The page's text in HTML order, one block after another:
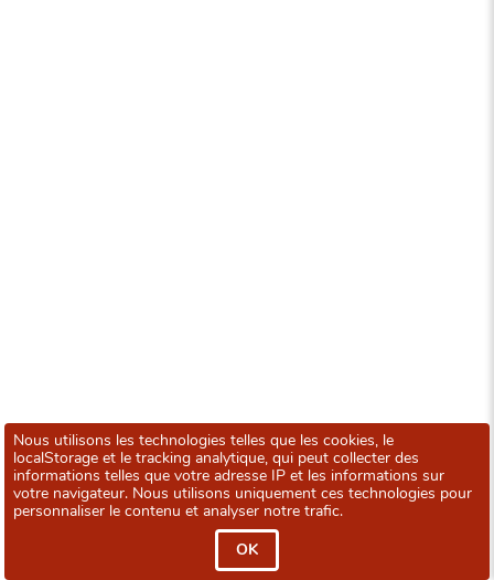
Nous utilisons les technologies telles que les cookies, le
localStorage et le tracking analytique, qui peut collecter des
informations telles que votre adresse IP et les informations sur
votre navigateur. Nous utilisons uniquement ces technologies pour
personnaliser le contenu et analyser notre trafic.
OK